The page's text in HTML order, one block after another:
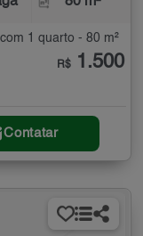
1 quarto - 80 m²
R$ 1.500
Contatar